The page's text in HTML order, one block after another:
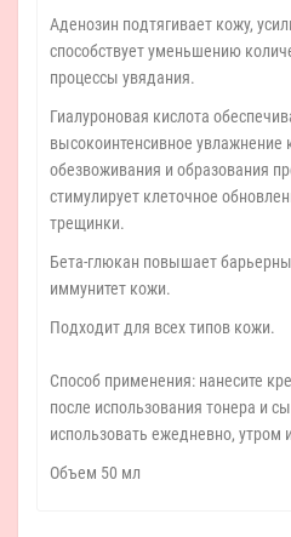
Аденозин подтягивает кожу,
способствует уменьшению
процессы увядания.
Гиалуроновая кислота
высокоинтенсивное
обезвоживания и образования
стимулирует клеточное
трещинки.
Бета-глюкан повышает
иммунитет кожи.
Подходит для всех типов кожи.
Способ применения: нанесите
после использования тонера и
использовать ежедневно, утром
Объем 50 мл